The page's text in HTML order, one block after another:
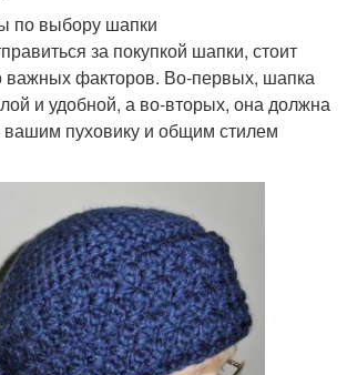
по выбору шапки
за покупкой шапки, стоит
важных факторов. Во-первых, шапка
и удобной, а во-вторых, она должна
вашим пуховику и общим стилем